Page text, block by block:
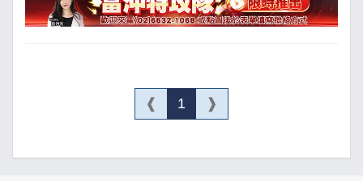
❰ 1 ❱